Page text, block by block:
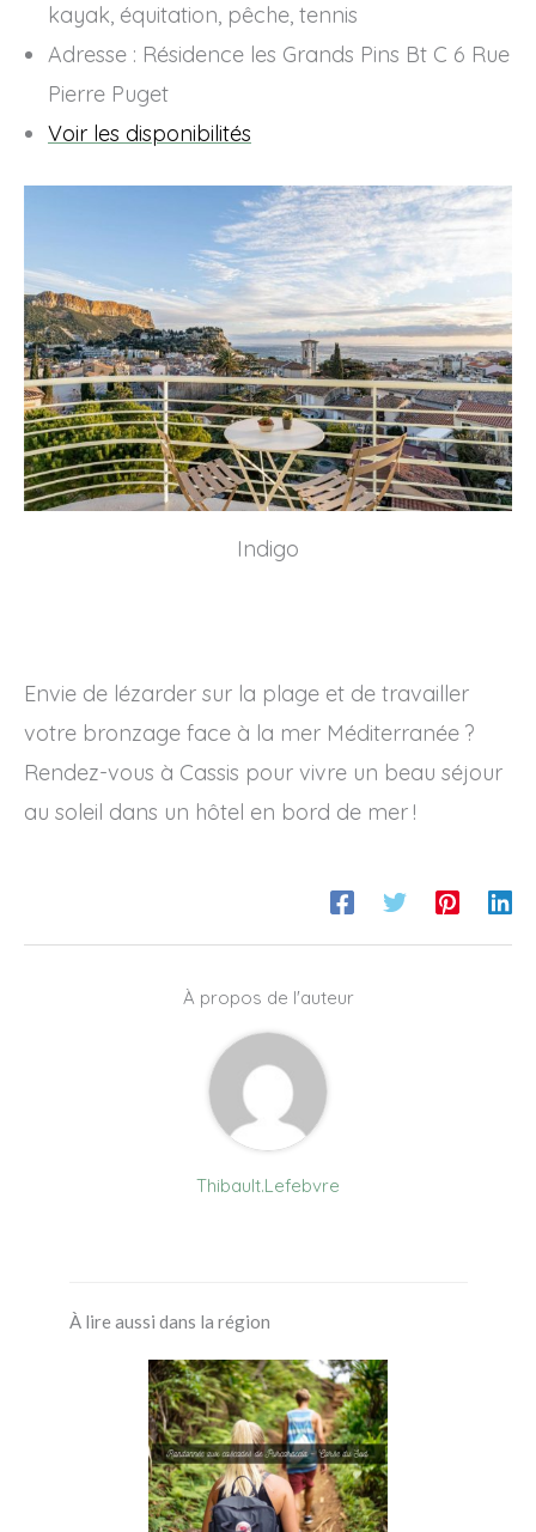
kayak, équitation, pêche, tennis
Adresse : Résidence les Grands Pins Bt C 6 Rue
Pierre Puget
Voir les disponibilités
Indigo
Envie de lézarder sur la plage et de travailler
votre bronzage face à la mer Méditerranée ?
Rendez-vous à Cassis pour vivre un beau séjour
au soleil dans un hôtel en bord de mer !
À propos de l'auteur
Thibault.Lefebvre
À lire aussi dans la région